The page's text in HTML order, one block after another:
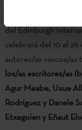
del Edinburgh
celebrará del 10 al
autores/as vascos/as
los/as escritores/as
Agur Meabe, Uxue
Rodríguez y Danele
Etxegoien y Eñaut